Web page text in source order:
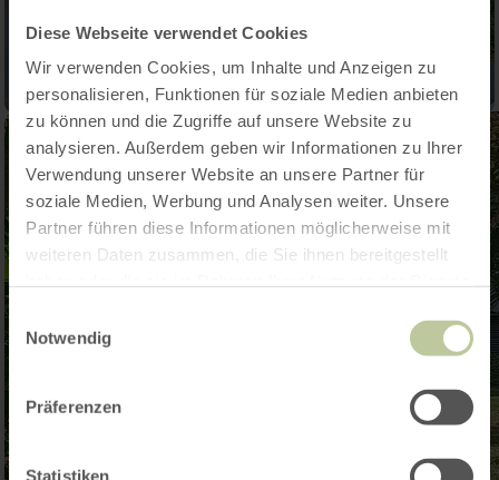
Diese Webseite verwendet Cookies
Wir verwenden Cookies, um Inhalte und Anzeigen zu
personalisieren, Funktionen für soziale Medien anbieten
zu können und die Zugriffe auf unsere Website zu
analysieren. Außerdem geben wir Informationen zu Ihrer
Verwendung unserer Website an unsere Partner für
soziale Medien, Werbung und Analysen weiter. Unsere
Partner führen diese Informationen möglicherweise mit
weiteren Daten zusammen, die Sie ihnen bereitgestellt
Notwendig
Präferenzen
Statistiken